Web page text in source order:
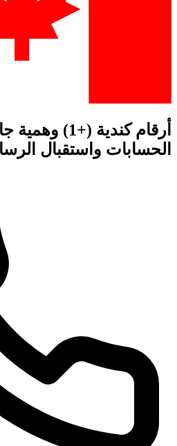
أرقام كندية
الحسابات واستقبال